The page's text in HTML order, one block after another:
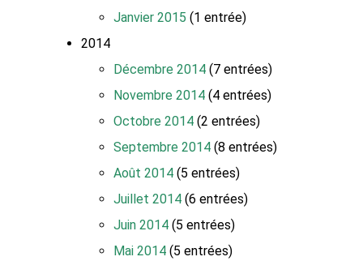
Janvier 2015 (1 entrée)
2014
Décembre 2014 (7 entrées)
Novembre 2014 (4 entrées)
Octobre 2014 (2 entrées)
Septembre 2014 (8 entrées)
Août 2014 (5 entrées)
Juillet 2014 (6 entrées)
Juin 2014 (5 entrées)
Mai 2014 (5 entrées)